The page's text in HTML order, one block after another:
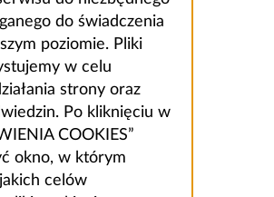
do świadczenia
poziomie. Pliki
w celu
strony oraz
Po kliknięciu w
COOKIES”
okno, w którym
celów